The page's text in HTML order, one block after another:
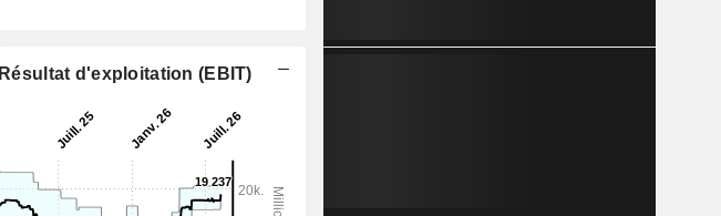
Résultat d'exploitation (EBIT)